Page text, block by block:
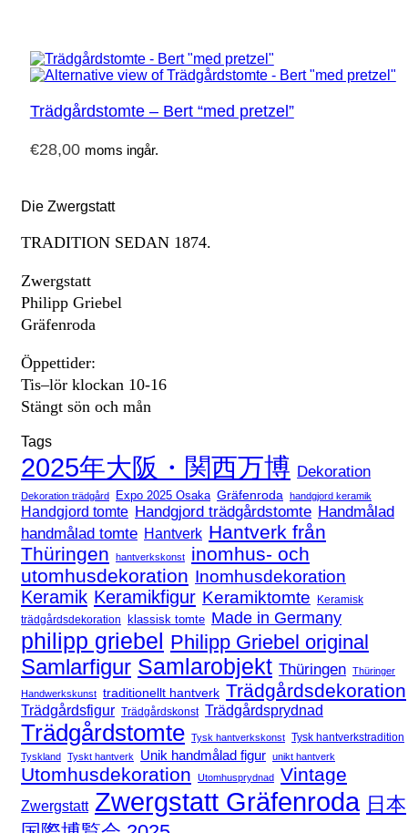
Trädgårdstomte – Bert “med pretzel”
€28,00 moms ingår.
Die Zwergstatt
TRADITION SEDAN 1874.
Zwergstatt
Philipp Griebel
Gräfenroda
Öppettider:
Tis–lör klockan 10-16
Stängt sön och mån
Tags
2025年大阪・関西万博 Dekoration
Dekoration trädgård Expo 2025 Osaka Gräfenroda handgjord keramik
Handgjord tomte Handgjord trädgårdstomte Handmålad
handmålad tomte Hantverk Hantverk från
Thüringen
hantverkskonst
inomhus- och
utomhusdekoration Inomhusdekoration
Keramik Keramikfigur Keramiktomte
Keramisk
trädgårdsdekoration klassisk tomte Made in Germany
philipp griebel Philipp Griebel original
Samlarfigur Samlarobjekt Thüringen Thüringer
Handwerkskunst traditionellt hantverk Trädgårdsdekoration
Trädgårdsfigur Trädgårdskonst Trädgårdsprydnad
Trädgårdstomte Tysk hantverkskonst Tysk hantverkstradition
Tyskland Tyskt hantverk Unik handmålad figur unikt hantverk
Utomhusdekoration Utomhusprydnad Vintage
Zwergstatt Zwergstatt Gräfenroda 日本